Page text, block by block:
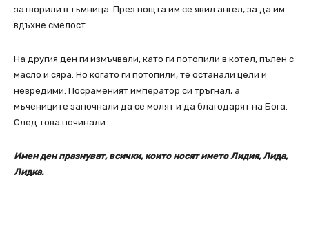
затворили в тъмница. През нощта им се явил ангел, за да им
вдъхне смелост.
На другия ден ги измъчвали, като ги потопили в котел, пълен с
масло и сяра. Но когато ги потопили, те останали цели и
невредими. Посраменият император си тръгнал, а
мъчениците започнали да се молят и да благодарят на Бога.
След това починали.
Имен ден празнуват, всички, които носят името Лидия, Лида,
Лидка.